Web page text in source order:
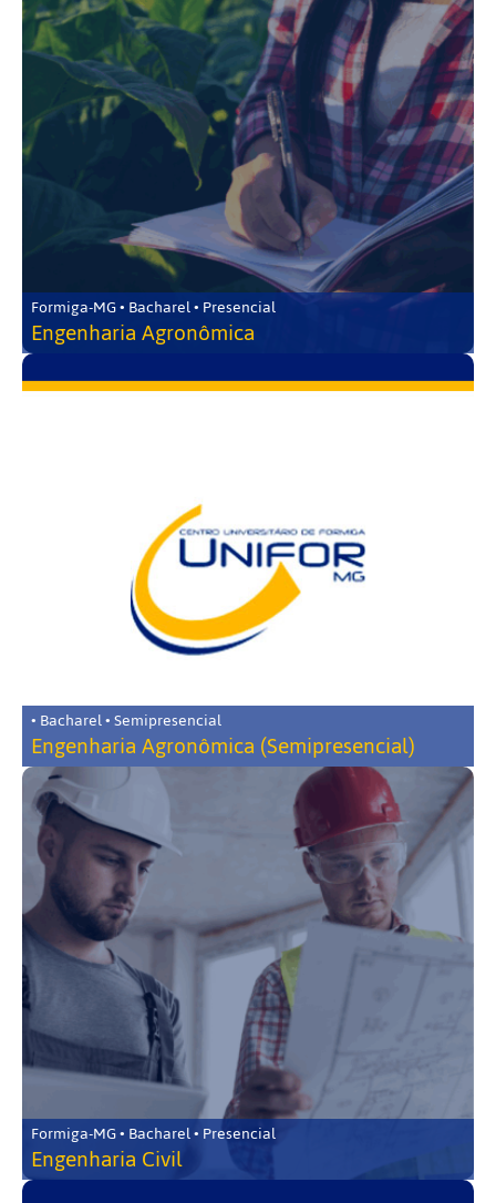
Formiga-MG • Bacharel • Presencial
Engenharia Agronômica
• Bacharel • Semipresencial
Engenharia Agronômica (Semipresencial)
Formiga-MG • Bacharel • Presencial
Engenharia Civil